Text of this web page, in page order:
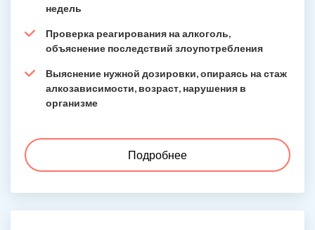
недель
Проверка реагирования на алкоголь,
объяснение последствий злоупотребления
Выяснение нужной дозировки, опираясь на стаж
алкозависимости, возраст, нарушения в
организме
Подробнее